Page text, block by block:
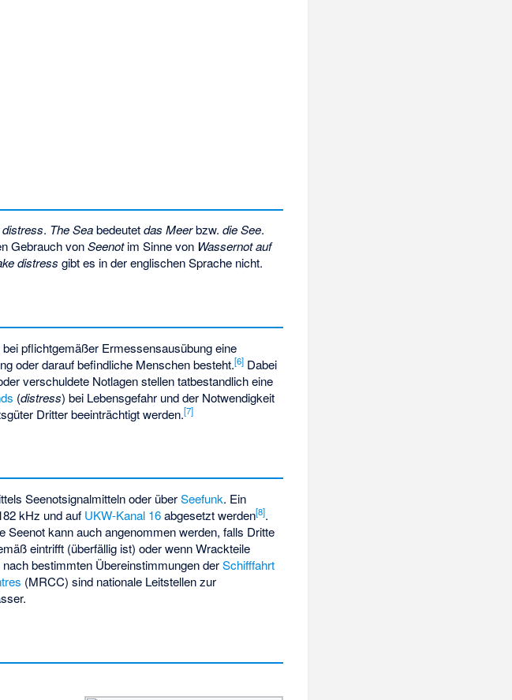
. The Seabedeutetdas Meerbzw.die See.
Gebrauch vonSeenotim Sinne von Wassernot auf
distress gibt es in der englischen Sprache nicht.
pflichtgemäßer Ermessensausübung eine
oder darauf befindliche Menschen besteht.[6] Dabei
verschuldete Notlagen stellen tatbestandlich eine
(distress) bei Lebensgefahr und der Notwendigkeit
Dritter beeinträchtigt werden.[7]
Seenotsignalmittelnoder überSeefunk. Ein
kHz und auf UKW-Kanal 16abgesetzt werden[8].
kann auch angenommen werden, falls Dritte
eintrifft (überfällig ist) oder wenn Wrackteile
bestimmten Übereinstimmungen derSchifffahrt
(MRCC) sind nationale Leitstellen zur